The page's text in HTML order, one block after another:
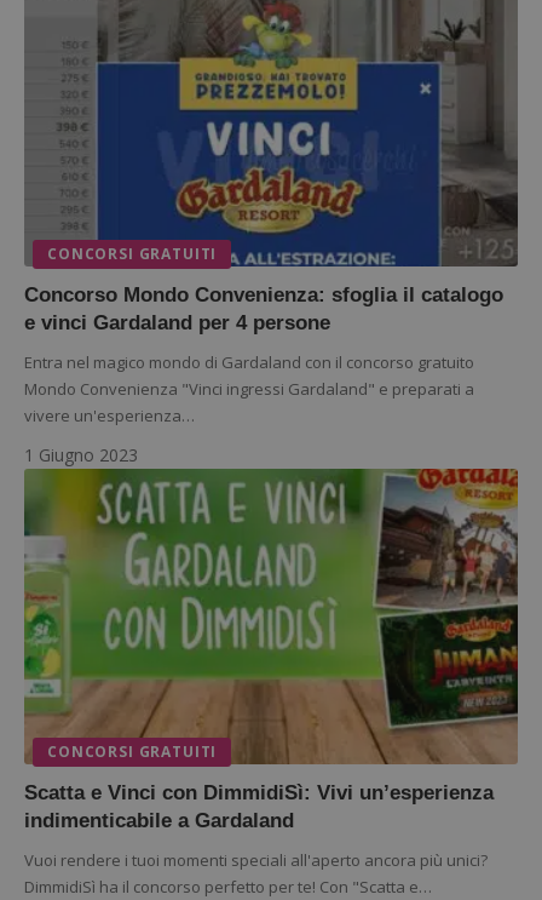
CONCORSI GRATUITI
Concorso Mondo Convenienza: sfoglia il catalogo
e vinci Gardaland per 4 persone
Entra nel magico mondo di Gardaland con il concorso gratuito
Mondo Convenienza "Vinci ingressi Gardaland" e preparati a
vivere un'esperienza…
1 Giugno 2023
CONCORSI GRATUITI
Scatta e Vinci con DimmidiSì: Vivi un’esperienza
indimenticabile a Gardaland
Vuoi rendere i tuoi momenti speciali all'aperto ancora più unici?
DimmidiSì ha il concorso perfetto per te! Con "Scatta e…